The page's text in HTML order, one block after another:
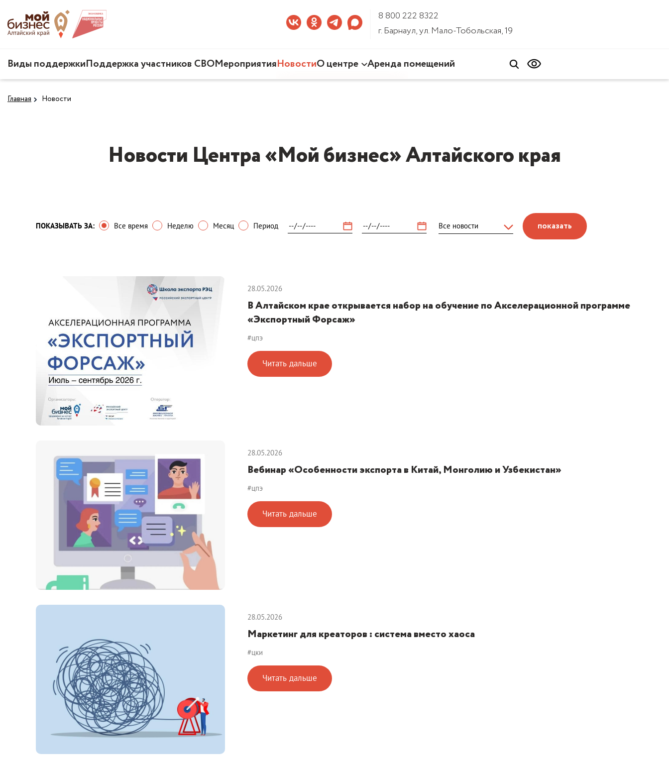
8 800 222 8322
г. Барнаул, ул. Мало-Тобольская, 19
Виды поддержкиПоддержка участников СВОМероприятияНовостиО центре
3D-тур по Центру
Аренда помещений
Главная Новости
Новости Центра «Мой бизнес» Алтайского края
ПОКАЗЫВАТЬ ЗА: Все время Неделю Месяц Период показать
28.05.2026
В Алтайском крае открывается набор на обучение по Акселерационной программе
«Экспортный Форсаж»
#цпэ
Читать дальше
28.05.2026
Вебинар «Особенности экспорта в Китай, Монголию и Узбекистан»
#цпэ
Читать дальше
28.05.2026
Маркетинг для креаторов : система вместо хаоса
#цки
Читать дальше